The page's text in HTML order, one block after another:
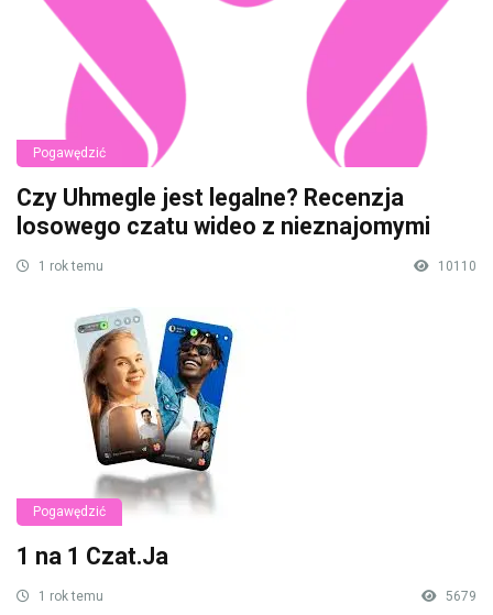
Pogawędzić
Czy Uhmegle jest legalne? Recenzja
losowego czatu wideo z nieznajomymi
1 rok temu 10110
Pogawędzić
1 na 1 Czat.Ja
1 rok temu 5679